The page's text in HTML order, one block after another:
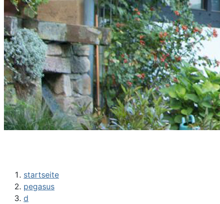
startseite
pegasus
d